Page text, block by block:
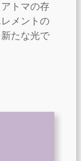
トマの存
メントの
たな光で